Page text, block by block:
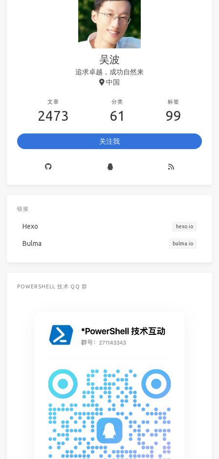
吴波
追求卓越，成功自然来
中国
文章
2473
分类
61
标签
99
关注我
链接
Hexo hexo.io
Bulma bulma.io
POWERSHELL 技术 QQ 群